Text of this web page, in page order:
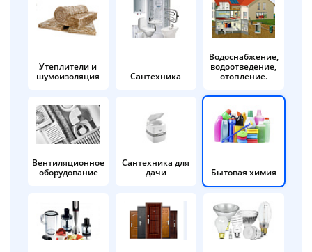
Утеплители и
шумоизоляция
Сантехника
Водоснабжение,
водоотведение,
отопление.
Вентиляционное
оборудование
Сантехника для
дачи
Бытовая химия
Получайте товар
выбранный способом
Оставшиеся
% будут
по25%каждые 2 недели
Подробнее
об оплате Плайтом